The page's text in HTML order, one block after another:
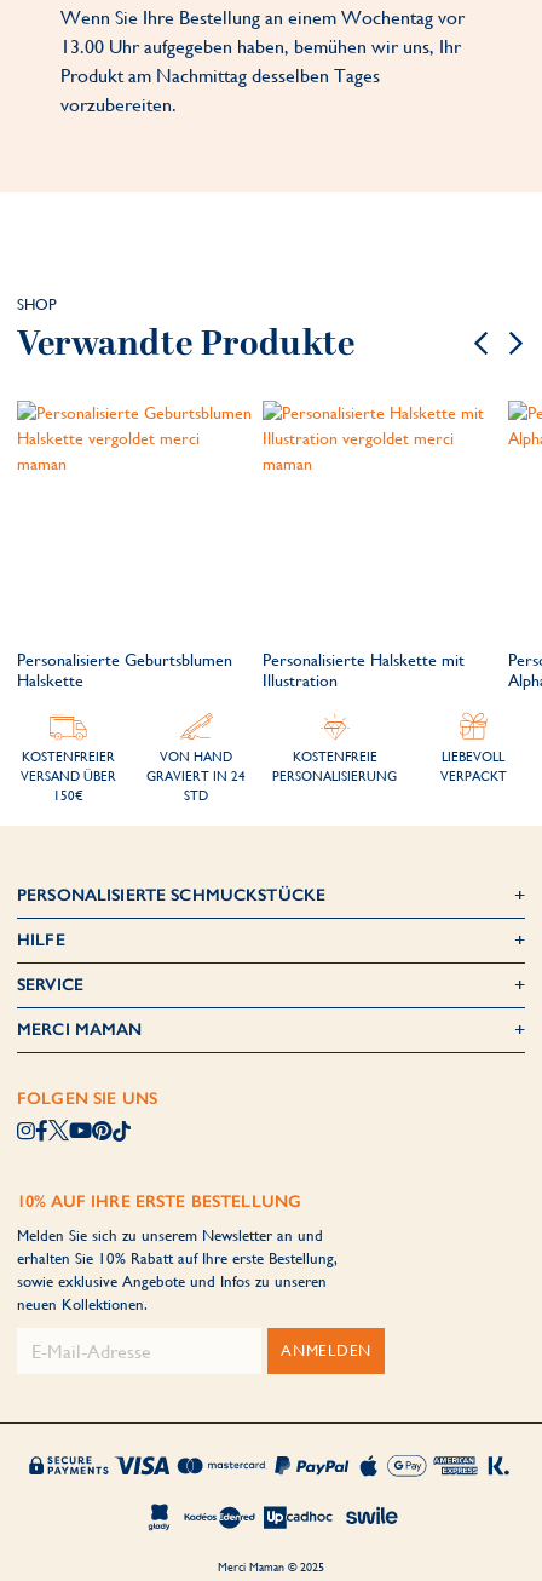
Wenn Sie Ihre Bestellung an einem Wochentag vor
13.00 Uhr aufgegeben haben, bemühen wir uns, Ihr
Produkt am Nachmittag desselben Tages
vorzubereiten.
SHOP
Verwandte Produkte
Personalisierte Geburtsblumen
Halskette
Personalisierte Halskette mit
Illustration
KOSTENFREIER
VERSAND ÜBER
150€
VON HAND
GRAVIERT IN 24
STD
KOSTENFREIE
PERSONALISIERUNG
LIEBEVOLL
VERPACKT
PERSONALISIERTE SCHMUCKSTÜCKE
HILFE
SERVICE
MERCI MAMAN
FOLGEN SIE UNS
10% AUF IHRE ERSTE BESTELLUNG
Melden Sie sich zu unserem Newsletter an und
erhalten Sie 10% Rabatt auf Ihre erste Bestellung,
sowie exklusive Angebote und Infos zu unseren
neuen Kollektionen.
ANMELDEN
Merci Maman © 2025